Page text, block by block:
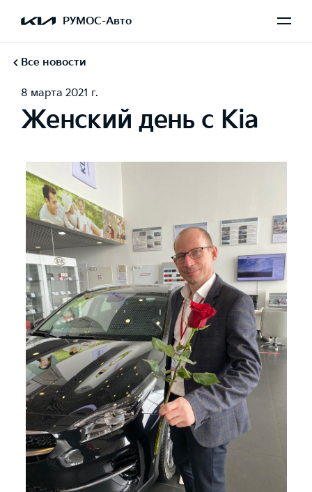
РУМОС-Авто
Все новости
8 марта 2021 г.
Женский день с Kia